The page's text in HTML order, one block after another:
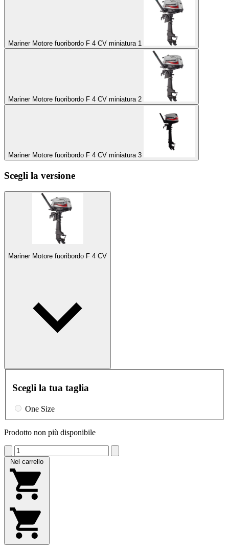
Mariner Motore fuoribordo F 4 CV miniatura 1
Mariner Motore fuoribordo F 4 CV miniatura 2
Mariner Motore fuoribordo F 4 CV miniatura 3
Scegli la versione
Mariner Motore fuoribordo F 4 CV
Scegli la tua taglia
One Size
Prodotto non più disponibile
Nel carrello